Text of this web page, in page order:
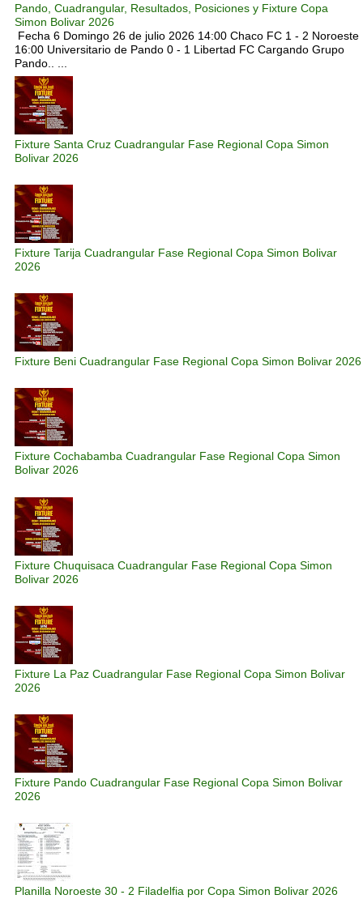
Pando, Cuadrangular, Resultados, Posiciones y Fixture Copa
Simon Bolivar 2026
Fecha 6 Domingo 26 de julio 2026 14:00 Chaco FC 1 - 2 Noroeste
16:00 Universitario de Pando 0 - 1 Libertad FC Cargando Grupo
Pando.. ...
Fixture Santa Cruz Cuadrangular Fase Regional Copa Simon
Bolivar 2026
Fixture Tarija Cuadrangular Fase Regional Copa Simon Bolivar
2026
Fixture Beni Cuadrangular Fase Regional Copa Simon Bolivar 2026
Fixture Cochabamba Cuadrangular Fase Regional Copa Simon
Bolivar 2026
Fixture Chuquisaca Cuadrangular Fase Regional Copa Simon
Bolivar 2026
Fixture La Paz Cuadrangular Fase Regional Copa Simon Bolivar
2026
Fixture Pando Cuadrangular Fase Regional Copa Simon Bolivar
2026
Planilla Noroeste 30 - 2 Filadelfia por Copa Simon Bolivar 2026